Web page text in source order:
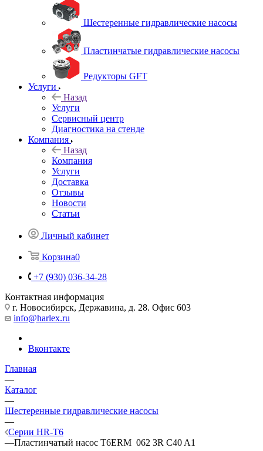
Шестеренные гидравлические насосы
Пластинчатые гидравлические насосы
Редукторы GFT
Услуги
Назад
Услуги
Сервисный центр
Диагностика на стенде
Компания
Назад
Компания
Услуги
Доставка
Отзывы
Новости
Статьи
Личный кабинет
Корзина0
+7 (930) 036-34-28
Контактная информация
г. Новосибирск, Державина, д. 28. Офис 603
info@harlex.ru
Вконтакте
Главная
—
Каталог
—
Шестеренные гидравлические насосы
—
Серии HR-T6
—Пластинчатый насос T6ERM 062 3R C40 A1